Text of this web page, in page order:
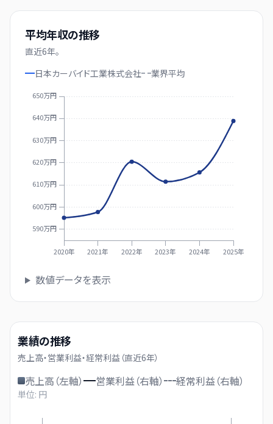
平均年収の推移
直近6年。
日本カーバイド工業株式会社
業界平均
590万円
600万円
610万円
620万円
630万円
640万円
650万円
2020年 2021年 2022年 2023年 2024年 2025年
数値データを表示
業績の推移
売上高・営業利益・経常利益（直近6年）
売上高（左軸） 営業利益（右軸） 経常利益（右軸）
単位: 円